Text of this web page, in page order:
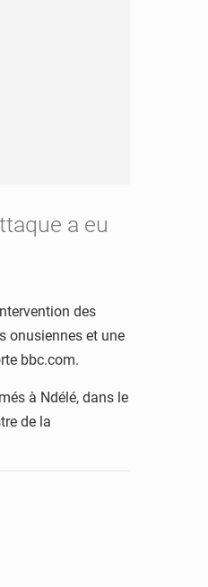
a eu
des
onusiennes et une
bbc.com.
à Ndélé, dans le
de la